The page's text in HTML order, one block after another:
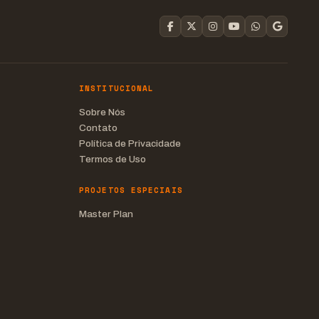
INSTITUCIONAL
Sobre Nós
Contato
Política de Privacidade
Termos de Uso
PROJETOS ESPECIAIS
Master Plan